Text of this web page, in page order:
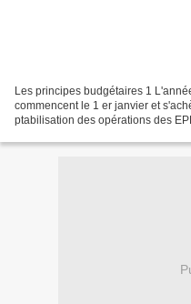
Les principes budgétaires 1
commencent le 1 er janvier et
ptabilisation des opérations des